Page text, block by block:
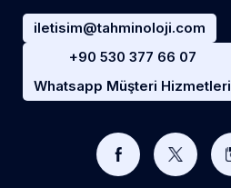
iletisim@tahminoloji.com
+90 530 377 66 07
Whatsapp Müşteri Hizmetleri